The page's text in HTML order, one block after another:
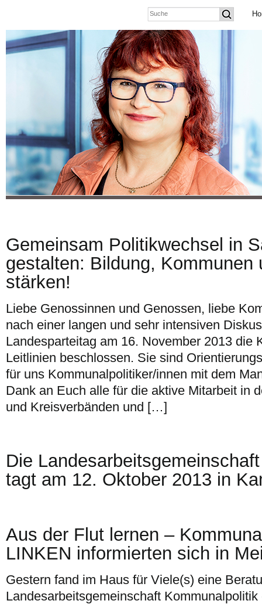
Gemeinsam Politikwechsel in
gestalten: Bildung, Kommunen
stärken!
Liebe Genossinnen und Genossen, liebe
nach einer langen und sehr intensiven
Landesparteitag am 16. November 2013 die
Leitlinien beschlossen. Sie sind
für uns Kommunalpolitiker/innen mit dem
Dank an Euch alle für die aktive Mitarbeit in
und Kreisverbänden und […]
Die
tagt am 12. Oktober 2013 in
Aus der Flut lernen –
LINKEN informierten sich in
Gestern fand im Haus für Viele(s) eine
Landesarbeitsgemeinschaft